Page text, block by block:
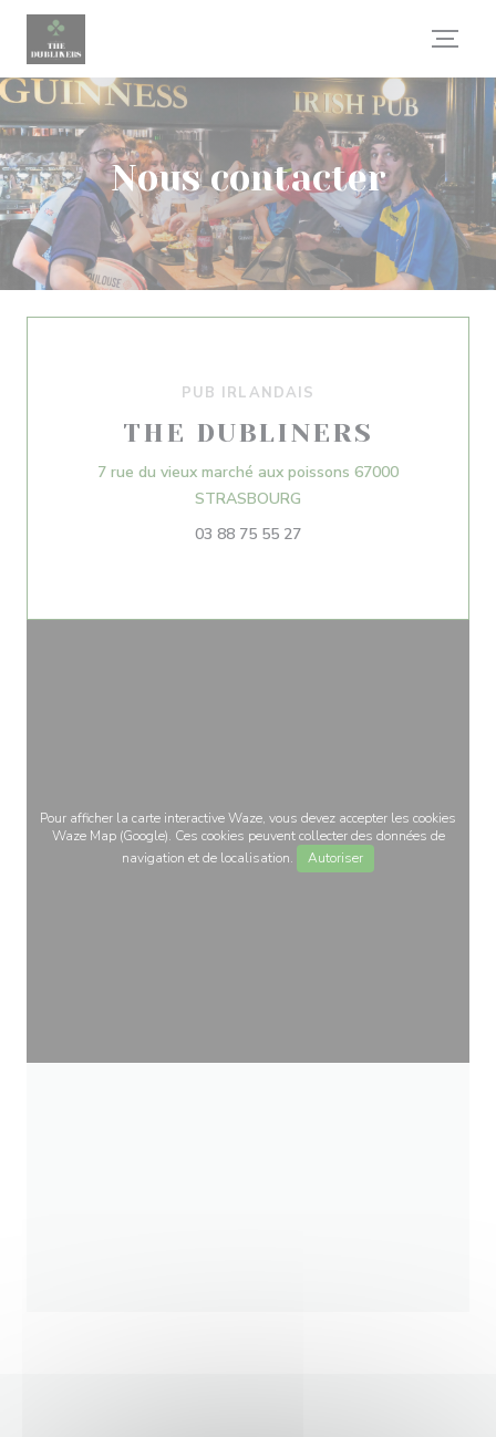
Personnalisation de vos choix en matière de cookies
Nous contacter
PUB IRLANDAIS
THE DUBLINERS
7 rue du vieux marché aux poissons 67000
STRASBOURG
03 88 75 55 27
Pour afficher la carte interactive Waze, vous devez accepter les cookies
Waze Map (Google). Ces cookies peuvent collecter des données de
navigation et de localisation.
Autoriser